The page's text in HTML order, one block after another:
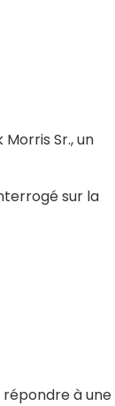
Sr., un
sur la
répondre à une